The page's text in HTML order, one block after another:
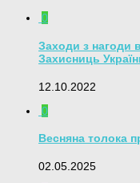
0
Заходи з нагоди
Захисниць
12.10.2022
0
Весняна толока
02.05.2025